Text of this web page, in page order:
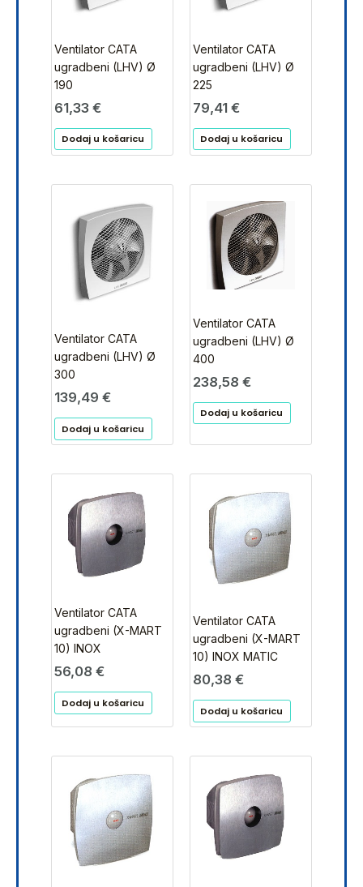
Ventilator CATA
ugradbeni (LHV) Ø
190
61,33 €
Dodaj u košaricu
Ventilator CATA
ugradbeni (LHV) Ø
225
79,41 €
Dodaj u košaricu
Ventilator CATA
ugradbeni (LHV) Ø
300
139,49 €
Dodaj u košaricu
Ventilator CATA
ugradbeni (LHV) Ø
400
238,58 €
Dodaj u košaricu
Ventilator CATA
ugradbeni (X-MART
10) INOX
56,08 €
Dodaj u košaricu
Ventilator CATA
ugradbeni (X-MART
10) INOX MATIC
80,38 €
Dodaj u košaricu